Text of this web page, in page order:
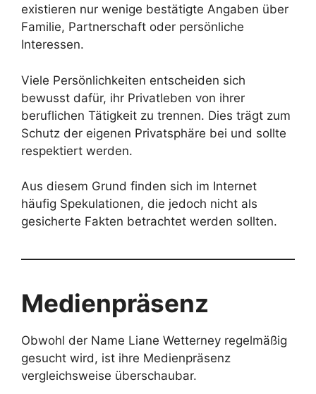
existieren nur wenige bestätigte Angaben über
Familie, Partnerschaft oder persönliche
Interessen.
Viele Persönlichkeiten entscheiden sich
bewusst dafür, ihr Privatleben von ihrer
beruflichen Tätigkeit zu trennen. Dies trägt zum
Schutz der eigenen Privatsphäre bei und sollte
respektiert werden.
Aus diesem Grund finden sich im Internet
häufig Spekulationen, die jedoch nicht als
gesicherte Fakten betrachtet werden sollten.
Medienpräsenz
Obwohl der Name Liane Wetterney regelmäßig
gesucht wird, ist ihre Medienpräsenz
vergleichsweise überschaubar.